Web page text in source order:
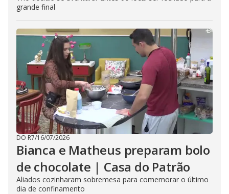
grande final
DO R7/16/07/2026
Bianca e Matheus preparam bolo
de chocolate | Casa do Patrão
Aliados cozinharam sobremesa para comemorar o último
dia de confinamento